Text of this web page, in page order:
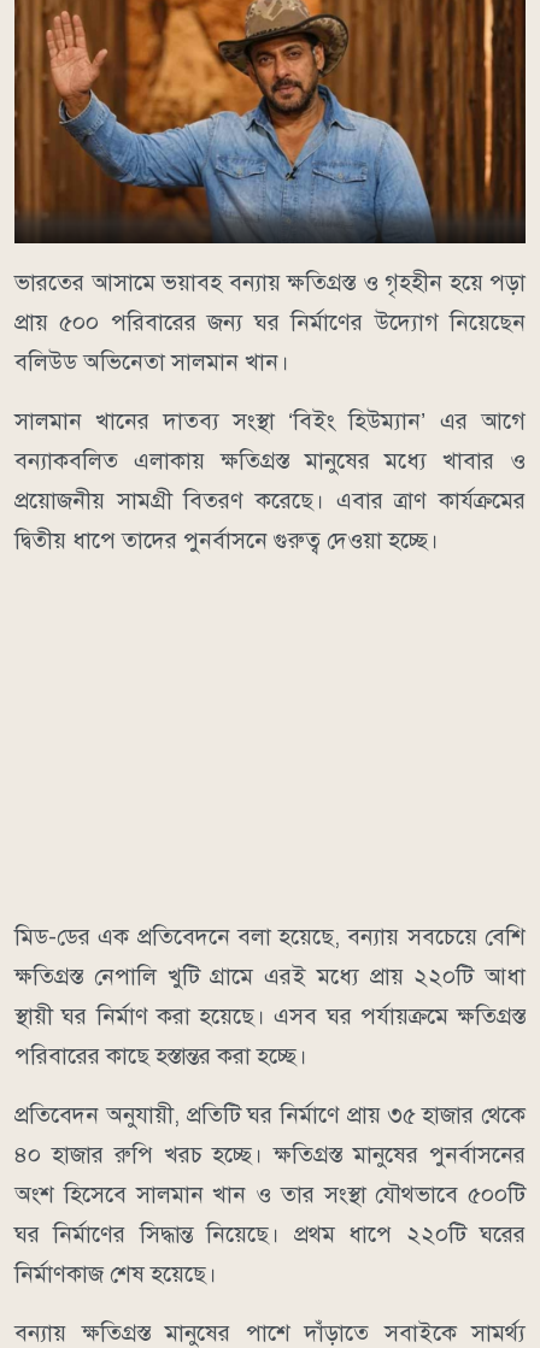
ভারতের আসামে ভয়াবহ বন্যায় ক্ষতিগ্রস্ত ও গৃহহীন হয়ে পড়া
প্রায় ৫০০ পরিবারের জন্য ঘর নির্মাণের উদ্যোগ নিয়েছেন
বলিউড অভিনেতা সালমান খান।
সালমান খানের দাতব্য সংস্থা ‘বিইং হিউম্যান’ এর আগে
বন্যাকবলিত এলাকায় ক্ষতিগ্রস্ত মানুষের মধ্যে খাবার ও
প্রয়োজনীয় সামগ্রী বিতরণ করেছে। এবার ত্রাণ কার্যক্রমের
দ্বিতীয় ধাপে তাদের পুনর্বাসনে গুরুত্ব দেওয়া হচ্ছে।
মিড-ডের এক প্রতিবেদনে বলা হয়েছে, বন্যায় সবচেয়ে বেশি
ক্ষতিগ্রস্ত নেপালি খুটি গ্রামে এরই মধ্যে প্রায় ২২০টি আধা
স্থায়ী ঘর নির্মাণ করা হয়েছে। এসব ঘর পর্যায়ক্রমে ক্ষতিগ্রস্ত
পরিবারের কাছে হস্তান্তর করা হচ্ছে।
প্রতিবেদন অনুযায়ী, প্রতিটি ঘর নির্মাণে প্রায় ৩৫ হাজার থেকে
৪০ হাজার রুপি খরচ হচ্ছে। ক্ষতিগ্রস্ত মানুষের পুনর্বাসনের
অংশ হিসেবে সালমান খান ও তার সংস্থা যৌথভাবে ৫০০টি
ঘর নির্মাণের সিদ্ধান্ত নিয়েছে। প্রথম ধাপে ২২০টি ঘরের
নির্মাণকাজ শেষ হয়েছে।
বন্যায় ক্ষতিগ্রস্ত মানুষের পাশে দাঁড়াতে সবাইকে সামর্থ্য